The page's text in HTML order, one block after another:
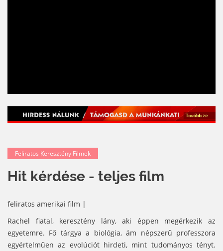
Feliratos Keresztény Filmek
Hit kérdése - teljes film
feliratos amerikai film |
Rachel fiatal, keresztény lány, aki éppen megérkezik az
egyetemre. Fő tárgya a biológia, ám népszerű professzora
egyértelműen az evolúciót hirdeti, mint tudományos tényt.